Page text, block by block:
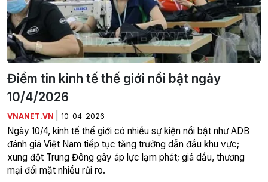
Điểm tin kinh tế thế giới nổi bật ngày
10/4/2026
VNANET.VN 10-04-2026
Ngày 10/4, kinh tế thế giới có nhiều sự kiện nổi bật như ADB
đánh giá Việt Nam tiếp tục tăng trưởng dẫn đầu khu vực;
xung đột Trung Đông gây áp lực lạm phát; giá dầu, thương
mại đối mặt nhiều rủi ro.